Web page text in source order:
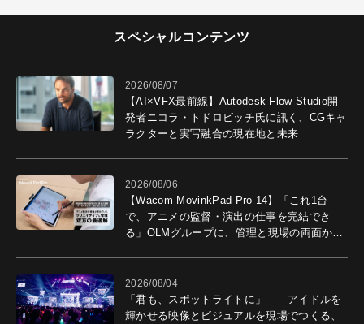
スペシャルコンテンツ
2026/08/07
【AI×VFX最前線】Autodesk Flow Studio開
発者ニコラ・トドロビッチ氏に訊く、CGキャ
ラクターと実写融合の現在地と未来
2026/08/06
【Wacom MovinkPad Pro 14】「これ1台
で、アニメの監督・演出の仕事を完結でき
る」OLMグループに、管理と現場の両面から
2026/08/04
「君も、スポットライトに」――アイドルを
輝かせる映像とビジュアルを現場でつくる、